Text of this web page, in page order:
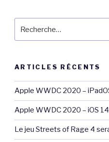
ARTICLES RÉCENTS
Apple WWDC 2020 –
Apple WWDC 2020 – iOS 14
Le jeu Streets of Rage 4